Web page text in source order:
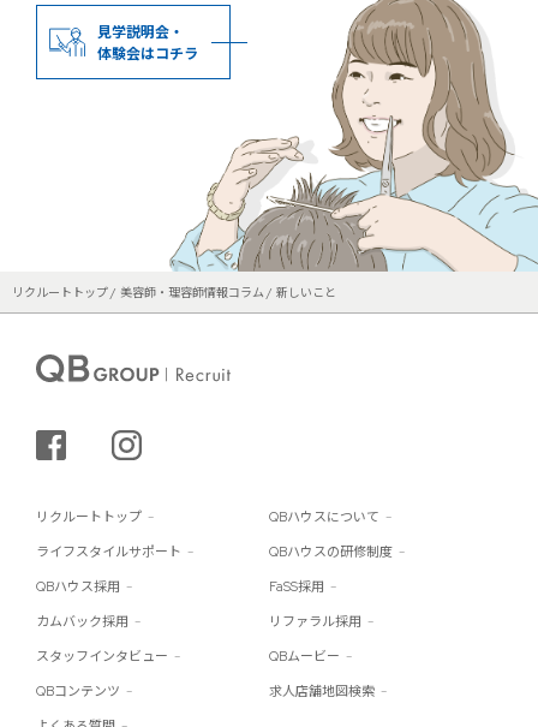
見学説明会・
体験会はコチラ
リクルートトップ 美容師・理容師情報コラム 新しいこと
シェアする
リクルートトップ QBハウスについて
ライフスタイルサポート QBハウスの研修制度
QBハウス採用 FaSS採用
カムバック採用 リファラル採用
スタッフインタビュー QBムービー
QBコンテンツ 求人店舗地図検索